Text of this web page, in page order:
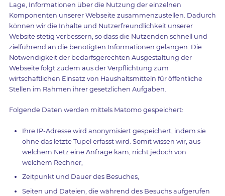
Lage, Informationen über die Nutzung der einzelnen
Komponenten unserer Webseite zusammenzustellen. Dadurch
können wir die Inhalte und Nutzerfreundlichkeit unserer
Website stetig verbessern, so dass die Nutzenden schnell und
zielführend an die benötigten Informationen gelangen. Die
Notwendigkeit der bedarfsgerechten Ausgestaltung der
Webseite folgt zudem aus der Verpflichtung zum
wirtschaftlichen Einsatz von Haushaltsmitteln für öffentliche
Stellen im Rahmen ihrer gesetzlichen Aufgaben.
Folgende Daten werden mittels Matomo gespeichert:
Ihre IP-Adresse wird anonymisiert gespeichert, indem sie
ohne das letzte Tupel erfasst wird. Somit wissen wir, aus
welchem Netz eine Anfrage kam, nicht jedoch von
welchem Rechner,
Zeitpunkt und Dauer des Besuches,
Seiten und Dateien, die während des Besuchs aufgerufen